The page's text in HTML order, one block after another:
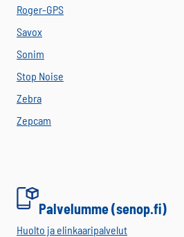
Roger-GPS
Savox
Sonim
Stop Noise
Zebra
Zepcam
Palvelumme (senop.fi)
Huolto ja elinkaaripalvelut